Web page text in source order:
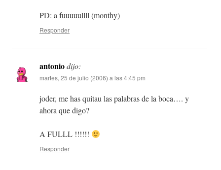
PD: a fuuuuullll (monthy)
Responder
antoniodijo:
martes, 25 de julio (2006) a las 4:45 pm
joder, me has quitau las palabras de la boca…. y
ahora que digo?
A FULLL !!!!!!
Responder